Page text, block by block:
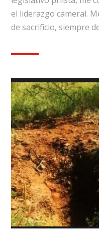
el liderazgo cameral.
de sacrificio, siempre